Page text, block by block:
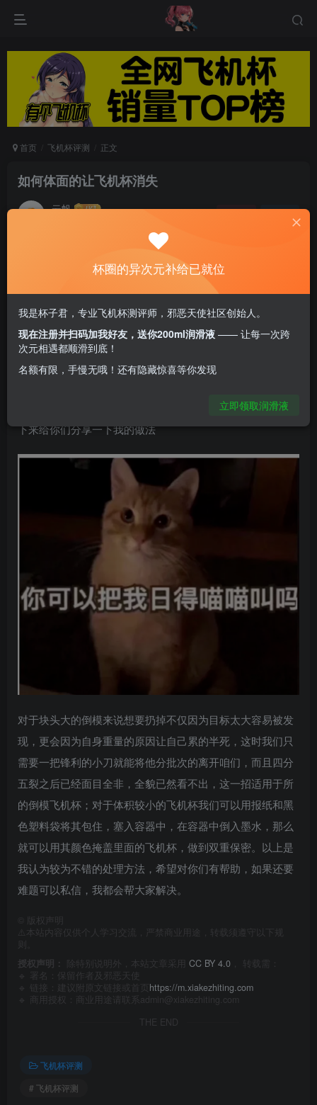
首页 飞机杯评测 正文
如何体面的让飞机杯消失
云帆
怎么在学校丢飞机杯啊？
该如何妥善处置，关于这个问题不仅困扰着你们，也困扰了
当初的那个刚入坑时懵懂羞涩的我，想让它悄无声息不留下
一丝困扰的离开自己，貌似是件难事，但大家一定要相信，
消失的办法，这也渐渐也让我养成了独立思考的好习惯，接
下来给你们分享一下我的做法
对于块头大的倒模来说想要扔掉不仅因为目标太大容易被发
现，更会因为自身重量的原因让自己累的半死，这时我们只
需要一把锋利的小刀就能将他分批次的离开咱们，而且四分
五裂之后已经面目全非，全貌已然看不出，这一招适用于所
的倒模飞机杯；对于体积较小的飞机杯我们可以用报纸和黑
色塑料袋将其包住，塞入容器中，在容器中倒入墨水，那么
就可以用其颜色掩盖里面的飞机杯，做到双重保密。以上是
我认为较为不错的处理方法，希望对你们有帮助，如果还要
难题可以私信，我都会帮大家解决。
版权声明
⚠️本站内容仅供个人学习交流，严禁商业用途，转载须遵守以下规
授权声明：
除特别说明外，本站文章采用 CC BY 4.0 ， 转载需：
🔹 署名：保留作者及 邪恶天使
🔹 链接：建议附原文链接或首页 https://m.xiakezhiting.com
🔹 商用授权：商业用途请联系admin@xiakezhiting.com
THE END
飞机杯评测
# 飞机杯评测
杯圈的异次元补给已就位
我是杯子君，专业飞机杯测评师，邪恶天使社区创始人。
现在注册并扫码加我好友，送你200ml润滑液 —— 让每一次跨
次元相遇都顺滑到底！
名额有限，手慢无哦！还有隐藏惊喜等你发现
立即领取润滑液